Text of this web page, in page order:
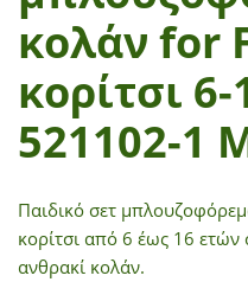
κολάν for
κορίτσι
521102-1
Παιδικό σετ
κορίτσι από 6 έως 16
ανθρακί κολάν.